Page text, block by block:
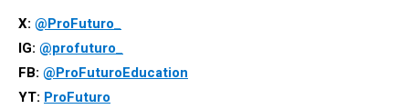
X: @ProFuturo_
IG: @profuturo_
FB: @ProFuturoEducation
YT: ProFuturo